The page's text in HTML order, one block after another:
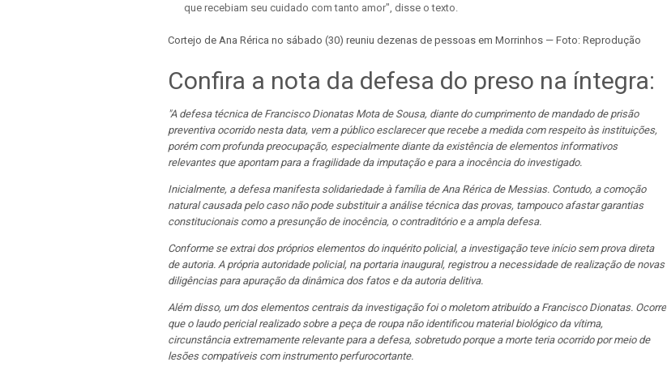
que recebiam seu cuidado com tanto amor", disse o texto.
Cortejo de Ana Rérica no sábado (30) reuniu dezenas de pessoas em Morrinhos — Foto: Reprodução
Confira a nota da defesa do preso na íntegra:
"A defesa técnica de Francisco Dionatas Mota de Sousa, diante do cumprimento de mandado de prisão
preventiva ocorrido nesta data, vem a público esclarecer que recebe a medida com respeito às instituições,
porém com profunda preocupação, especialmente diante da existência de elementos informativos
relevantes que apontam para a fragilidade da imputação e para a inocência do investigado.
Inicialmente, a defesa manifesta solidariedade à família de Ana Rérica de Messias. Contudo, a comoção
natural causada pelo caso não pode substituir a análise técnica das provas, tampouco afastar garantias
constitucionais como a presunção de inocência, o contraditório e a ampla defesa.
Conforme se extrai dos próprios elementos do inquérito policial, a investigação teve início sem prova direta
de autoria. A própria autoridade policial, na portaria inaugural, registrou a necessidade de realização de novas
diligências para apuração da dinâmica dos fatos e da autoria delitiva.
Além disso, um dos elementos centrais da investigação foi o moletom atribuído a Francisco Dionatas. Ocorre
que o laudo pericial realizado sobre a peça de roupa não identificou material biológico da vítima,
circunstância extremamente relevante para a defesa, sobretudo porque a morte teria ocorrido por meio de
lesões compatíveis com instrumento perfurocortante.